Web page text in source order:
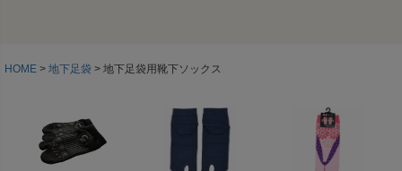
HOME 地下足袋 地下足袋用靴下ソックス